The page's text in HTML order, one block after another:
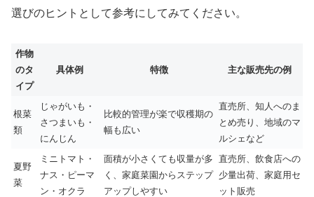
選びのヒントとして参考にしてみてください。
作物
のタ
イプ
具体例 特徴 主な販売先の例
根菜
類
じゃがいも・
さつまいも・
にんじん
比較的管理が楽で収穫期の
幅も広い
直売所、知人へのま
とめ売り、地域のマ
ルシェなど
夏野
菜
ミニトマト・
ナス・ピーマ
ン・オクラ
面積が小さくても収量が多
く、家庭菜園からステップ
アップしやすい
直売所、飲食店への
少量出荷、家庭用セ
ット販売